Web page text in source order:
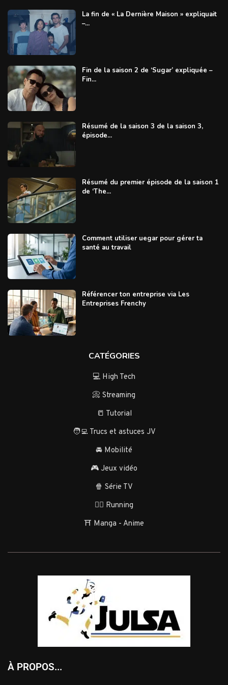
La fin de « La Dernière Maison » expliquait
–...
Fin de la saison 2 de ‘Sugar’ expliquée –
Fin...
Résumé de la saison 3 de la saison 3,
épisode...
Résumé du premier épisode de la saison 1
de ‘The...
Comment utiliser uegar pour gérer ta
santé au travail
Référencer ton entreprise via Les
Entreprises Frenchy
CATÉGORIES
💻 High Tech
📀 Streaming
📒 Tutorial
🧑‍💻 Trucs et astuces JV
🚘 Mobilité
🎮 Jeux vidéo
🍿 Série TV
🏃‍♂️ Running
⛩️ Manga - Anime
À PROPOS...